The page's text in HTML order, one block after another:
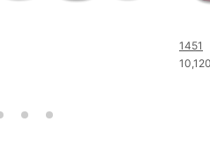
1451